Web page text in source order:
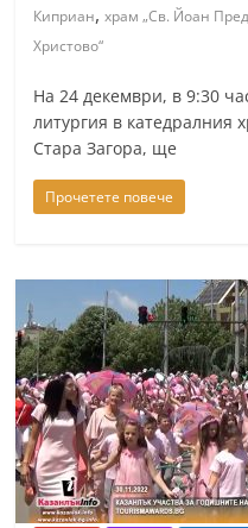
Киприан,храм „Св. Йоан
Христово“
На 24 декември, в 9:30
литургия в катедралния
Стара Загора, ще
Прочетете повече